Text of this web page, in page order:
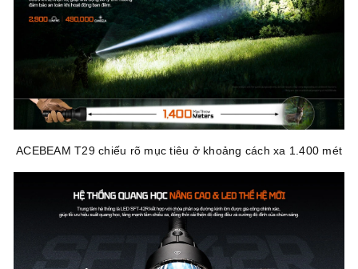
ACEBEAM T29 chiếu rõ mục tiêu ở khoảng cách xa 1.400 mét